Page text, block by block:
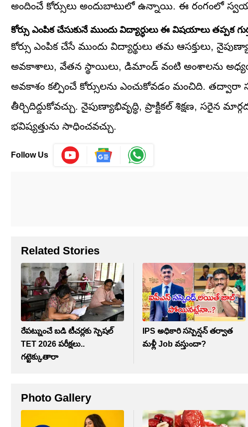
అందించే కోర్సులు అందుబాటులో ఉన్నాయి. ఈ రంగంలో
కోర్సు ఎంపిక చేసుకునే ముందు విద్యార్ధులు ఈ విషయాలు తప్పక
కోర్సు ఎంపిక చేసే ముందు విద్యార్థులు తమ ఆసక్తులు,
అవకాశాలు, వేతన స్థాయిలు, డిమాండ్ వంటి అంశాలను
అవకాశం కల్పించే కోర్సులను ఎంచుకోవడం మంచిది. తద్వారా
తీర్చిదిద్దుకోవచ్చు. నైపుణ్యాభివృద్ధి, ప్రాక్టికల్ శిక్షణ,
భవిష్యత్తును సాధించవచ్చు.
Follow Us
Related Stories
రేపట్నుంచే బడి టీచర్లకు స్పెషల్
TET 2026 పరీక్షలు..
గట్టెక్కుతారా
IPS అధికారి సస్పెన్షన్ తర్వాత
మళ్లీ Job వస్తుందా?
Photo Gallery